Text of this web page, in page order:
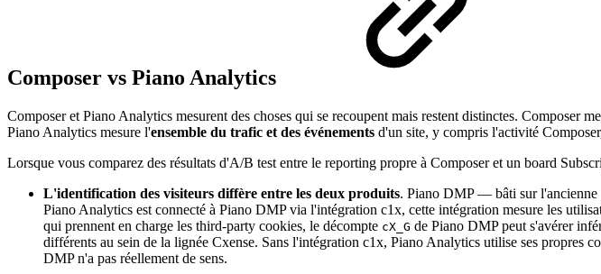
Composer vs Piano Analytics
Composer et Piano Analytics mesurent des choses qui se recoupent mais restent distinctes. Composer
Piano Analytics mesure l'ensemble du trafic et des événements d'un site, y compris l'activité
Lorsque vous comparez des résultats d'A/B test entre le reporting propre à Composer et un board
L'identification des visiteurs diffère entre les deux produits. Piano DMP — bâti sur l'ancienne
Piano Analytics est connecté à Piano DMP via l'intégration c1x, cette intégration mesure les
qui prennent en charge les third-party cookies, le décompte cX_G de Piano DMP peut s'avérer
différents au sein de la lignée Cxense. Sans l'intégration c1x, Piano Analytics utilise ses propres
DMP n'a pas réellement de sens.